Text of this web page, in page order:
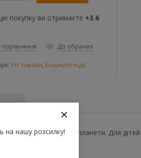
покупку ви отримаєте +3.6
порівняння До обраних
Усі товари, Енциклопедії
істот нашої планети. Для дітей
на нашу розсилку!